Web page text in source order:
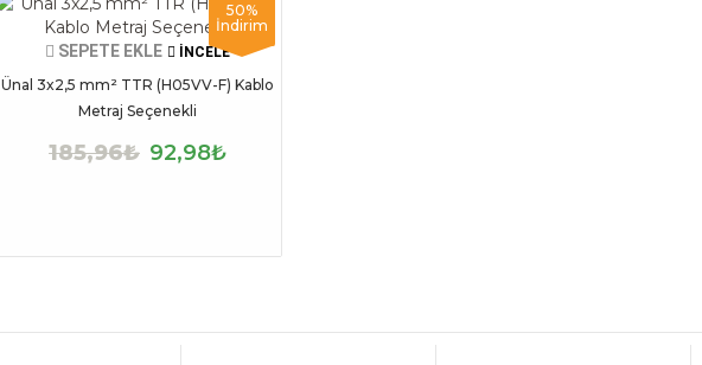
50%
İndirim
SEPETE EKLE İNCELE
Ünal 3x2,5 mm² TTR (H05VV-F) Kablo
Metraj Seçenekli
185,96₺ 92,98₺